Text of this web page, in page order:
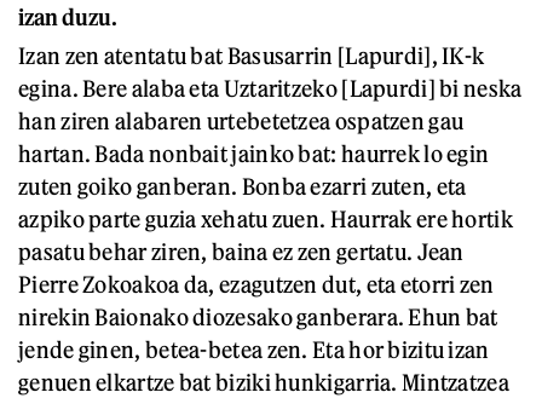
izan duzu.
Izan zen atentatu bat Basusarrin [Lapurdi], IK-k
egina. Bere alaba eta Uztaritzeko [Lapurdi] bi neska
han ziren alabaren urtebetetzea ospatzen gau
hartan. Bada nonbait jainko bat: haurrek lo egin
zuten goiko ganberan. Bonba ezarri zuten, eta
azpiko parte guzia xehatu zuen. Haurrak ere hortik
pasatu behar ziren, baina ez zen gertatu. Jean
Pierre Zokoakoa da, ezagutzen dut, eta etorri zen
nirekin Baionako diozesako ganberara. Ehun bat
jende ginen, betea-betea zen. Eta hor bizitu izan
genuen elkartze bat biziki hunkigarria. Mintzatzea